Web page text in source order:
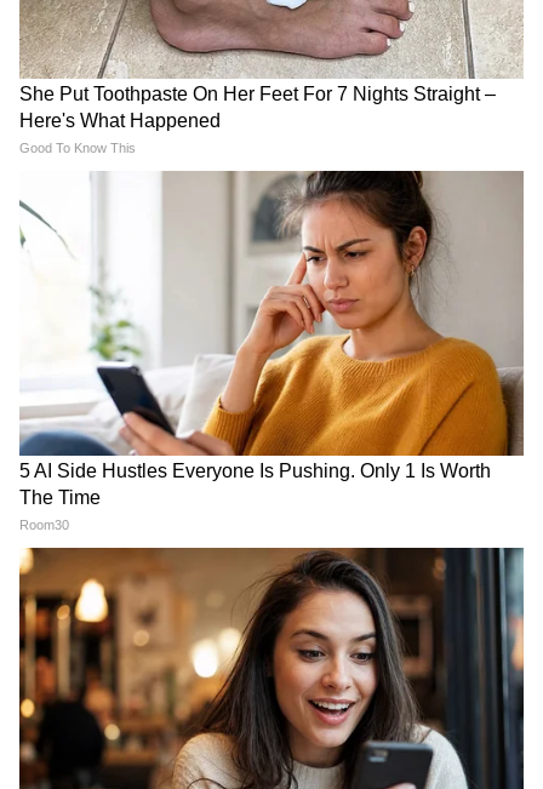
14% रहेगी, दूसरी छमाही में नरमी
संभव
बिना झिझक मांगे ये 4 चीजें, कोई
मना नहीं कर सकता
Startup Struggle: 2 साल से
घर नहीं गया-20 किलो वजन बढ़ा,
एक फाउंडर ने सुनाया अपना दर्द
संसद का मानसून सत्र नहीं बढ़ेगा,
सरकार की FCRA बिल लाने की
तैयारी
LATEST VIDEOS
रांची प्रोटेस्ट में अब अड़ गए छात्र, बजी तालियां
और छात्रों का जोश दिखा हाई
CJP का एक और हमला- सौरव दास के घर में
जबरन एंट्री! आशुतोष रांका ने उठाए बड़े सवाल